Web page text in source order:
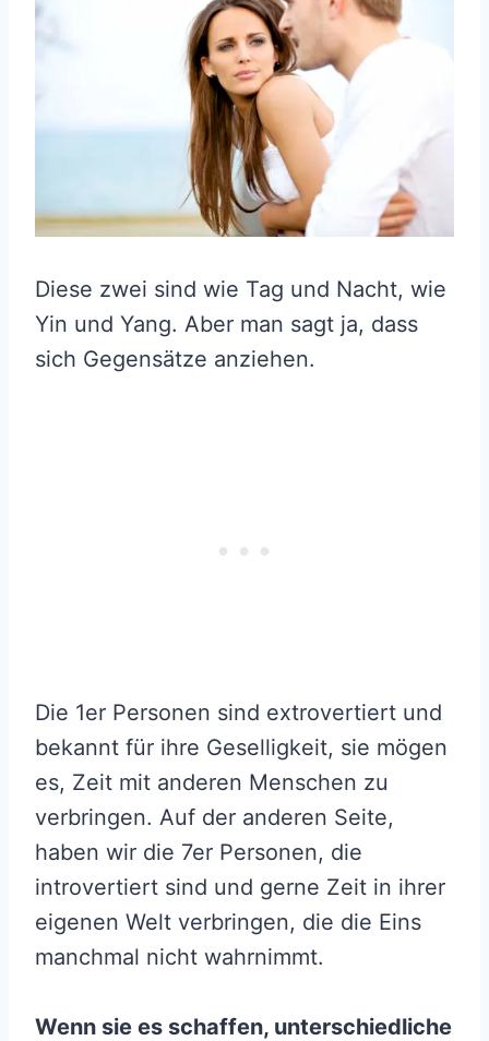
Diese zwei sind wie Tag und Nacht, wie
Yin und Yang. Aber man sagt ja, dass
sich Gegensätze anziehen.
Die 1er Personen sind extrovertiert und
bekannt für ihre Geselligkeit, sie mögen
es, Zeit mit anderen Menschen zu
verbringen. Auf der anderen Seite,
haben wir die 7er Personen, die
introvertiert sind und gerne Zeit in ihrer
eigenen Welt verbringen, die die Eins
manchmal nicht wahrnimmt.
Wenn sie es schaffen, unterschiedliche